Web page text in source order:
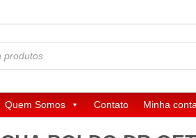
Quem Somos Contato Minha conta